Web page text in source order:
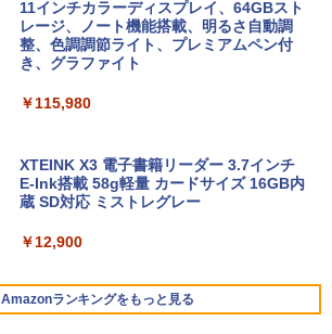
スプレイ、16GBユニファイドメモリ、51
2GB SSDストレージ、12MPセンターフ
レームカメラ、日本語キーボード、Touc
h ID - ミッドナイト
￥217,556
【Amazon.co.jp限定】ASUS ノートパソ
コン Vivobook 15 M1502NAQ 15.6イン
チ AMD Ryzen 7 170 メモリ16GB SSD 5
版) 搭載 Windows 11 重量1.7kg Wi-Fi 6
E クワイエットブルー M1502NAQ-R716
￥139,800
￥39,582
ト): Java & Bedrock Edition | オンライ
￥3,600
￥480
FM TOWNS ハイパー・カタログ: 本体ハ
ェクトリストと最新エミュレータ紹介
11インチカラーディスプレイ、64GBスト
レージ、ノート機能搭載、明るさ自動調
整、色調調節ライト、プレミアムペン付
き、グラファイト
￥115,980
XTEINK X3 電子書籍リーダー 3.7インチ
E-Ink搭載 58g軽量 カードサイズ 16GB内
蔵 SD対応 ミストレグレー
￥12,900
Amazonランキングをもっと見る